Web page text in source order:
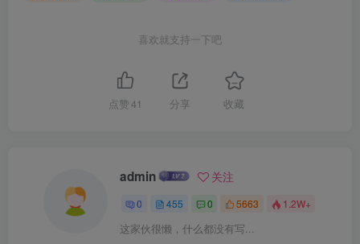
喜欢就支持一下吧
点赞 41 分享 收藏
admin 关注
0 455 0 5663 1.2W+
这家伙很懒，什么都没有写...